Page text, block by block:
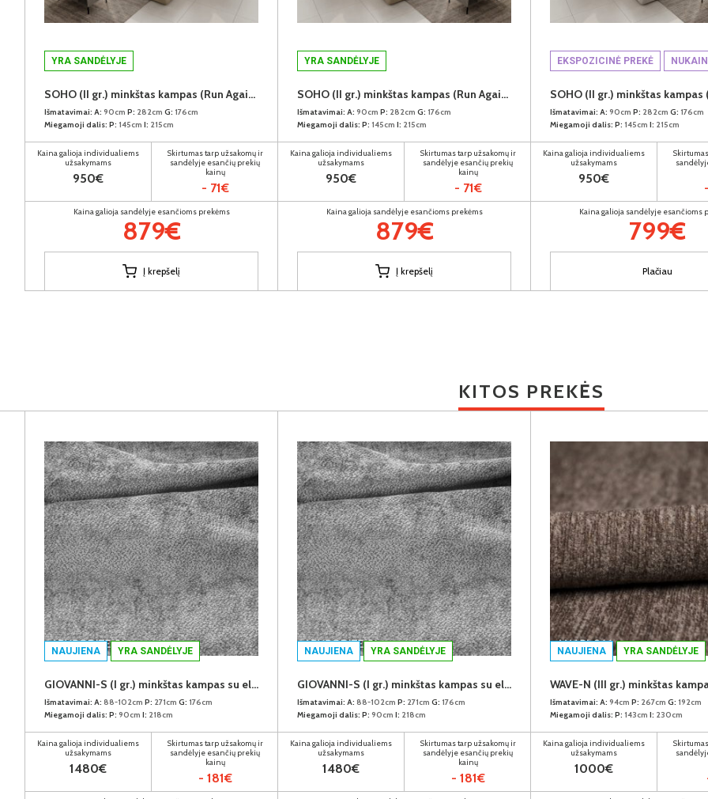
YRA SANDĖLYJE
SOHO (II gr.) minkštas kampas (Run Again-11) D
Išmatavimai: A: 90cm P: 282cm G: 176cm
Miegamoji dalis: P: 145cm I: 215cm
Kaina galioja individualiems
užsakymams
950€
Skirtumas tarp užsakomų ir
sandėlyje esančių prekių
kainų
- 71€
Kaina galioja sandėlyje esančioms prekėms
879€
Į krepšelį
YRA SANDĖLYJE
SOHO (II gr.) minkštas kampas (Run Again-11) K
Išmatavimai: A: 90cm P: 282cm G: 176cm
Miegamoji dalis: P: 145cm I: 215cm
Kaina galioja individualiems
užsakymams
950€
Skirtumas tarp užsakomų ir
sandėlyje esančių prekių
kainų
- 71€
Kaina galioja sandėlyje esančioms prekėms
879€
Į krepšelį
EKSPOZICINĖ PREKĖ
Išmatavimai: A: 90cm P: 282cm G: 176cm
Miegamoji dalis: P: 145cm I: 215cm
Kaina galioja individualiems
užsakymams
950€
Kaina galioja sandėlyje esančioms
799€
Plačiau
KITOS PREKĖS
NAUJIENA YRA SANDĖLYJE
GIOVANNI-S (I gr.) minkštas kampas su elektrine funkcija (Aphrodite-21) K
Išmatavimai: A: 88-102cm P: 271cm G: 176cm
Miegamoji dalis: P: 90cm I: 218cm
Kaina galioja individualiems
užsakymams
1480€
Skirtumas tarp užsakomų ir
sandėlyje esančių prekių
kainų
- 181€
NAUJIENA YRA SANDĖLYJE
GIOVANNI-S (I gr.) minkštas kampas su elektrine funkcija (Aphrodite-21) D
Išmatavimai: A: 88-102cm P: 271cm G: 176cm
Miegamoji dalis: P: 90cm I: 218cm
Kaina galioja individualiems
užsakymams
1480€
Skirtumas tarp užsakomų ir
sandėlyje esančių prekių
kainų
- 181€
NAUJIENA YRA SANDĖLYJE
Išmatavimai: A: 94cm P: 267cm G: 192cm
Miegamoji dalis: P: 143cm I: 230cm
Kaina galioja individualiems
užsakymams
1000€